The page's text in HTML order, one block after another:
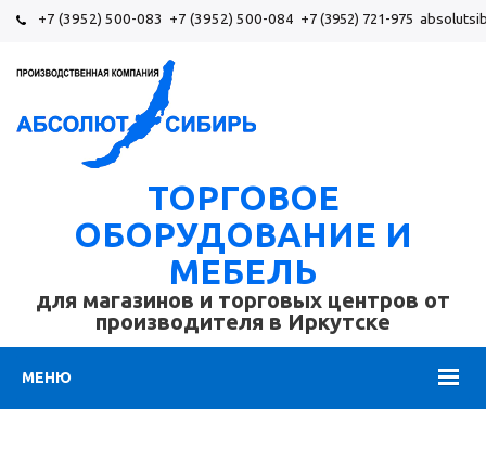
+7 (3952) 500-083 +7 (3952) 500-084 +7 (3952) 721-975
МЕНЮ
ТОРГОВОЕ
ОБОРУДОВАНИЕ И
МЕБЕЛЬ
для магазинов и торговых центров от
производителя в Иркутске